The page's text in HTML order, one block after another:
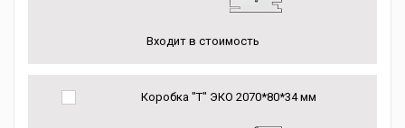
Входит в стоимость
Коробка "Т" ЭКО 2070*80*34 мм